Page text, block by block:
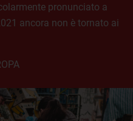
pronunciato a
ancora non è tornato ai